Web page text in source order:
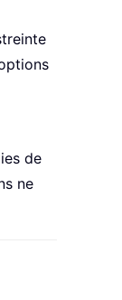
de
ne